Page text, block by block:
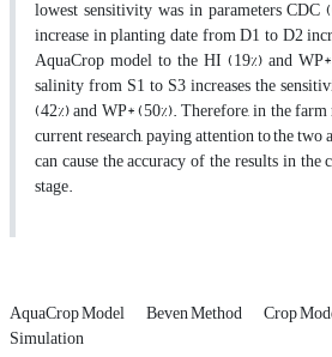
lowest sensitivity was in parameters
increase in planting date from D1 to D2
AquaCrop model to the HI (19%) and
salinity from S1 to S3 increases the
(42%) and WP* (50%). Therefore, in the
current research, paying attention to the
can cause the accuracy of the results in
stage.
AquaCrop Model Beven Method Crop
Simulation